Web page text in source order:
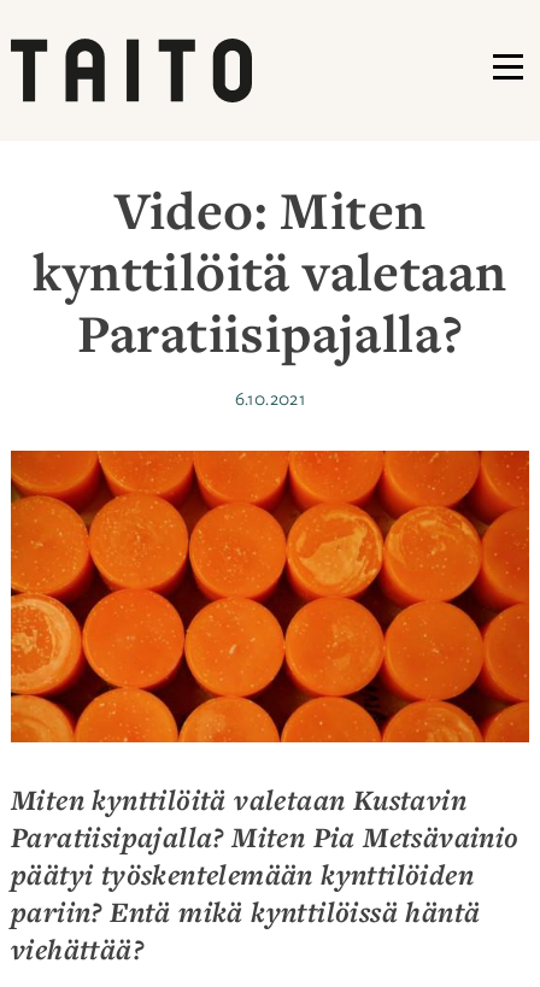
Video: Miten
kynttilöitä valetaan
Paratiisipajalla?
Julkaistu
6.10.2021
Miten kynttilöitä valetaan Kustavin
Paratiisipajalla? Miten Pia Metsävainio
päätyi työskentelemään kynttilöiden
pariin? Entä mikä kynttilöissä häntä
viehättää?